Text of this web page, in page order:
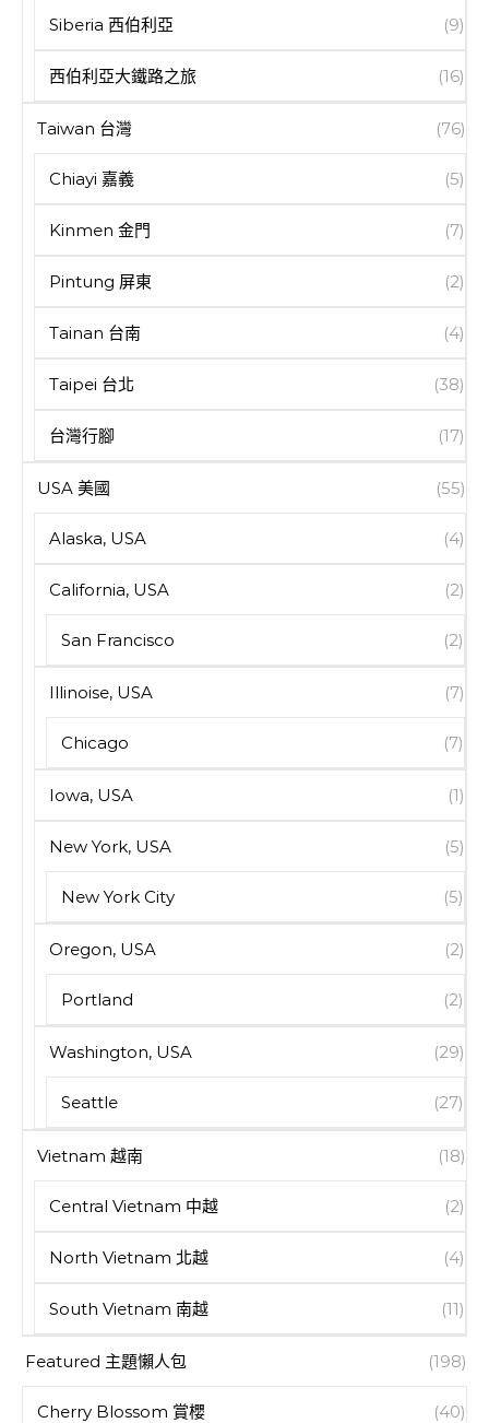
Siberia 西伯利亞 (9)
西伯利亞大鐵路之旅 (16)
Taiwan 台灣 (76)
Chiayi 嘉義 (5)
Kinmen 金門 (7)
Pintung 屏東 (2)
Tainan 台南 (4)
Taipei 台北 (38)
台灣行腳 (17)
USA 美國 (55)
Alaska, USA (4)
California, USA (2)
San Francisco (2)
Illinoise, USA (7)
Chicago (7)
Iowa, USA (1)
New York, USA (5)
New York City (5)
Oregon, USA (2)
Portland (2)
Washington, USA (29)
Seattle (27)
Vietnam 越南 (18)
Central Vietnam 中越 (2)
North Vietnam 北越 (4)
South Vietnam 南越 (11)
Featured 主題懶人包 (198)
Cherry Blossom 賞櫻 (40)